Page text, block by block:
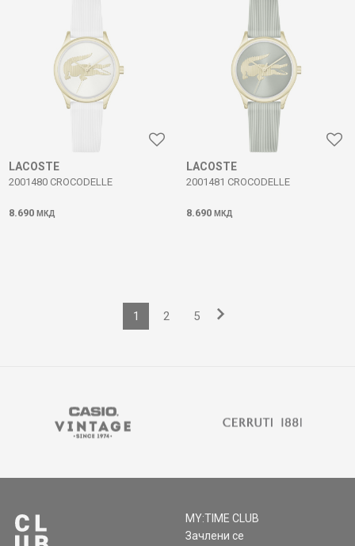
LACOSTE
2001480 CROCODELLE
8.690 МКД
LACOSTE
2001481 CROCODELLE
8.690 МКД
1 2 5
MY:TIME CLUB
Зачлени се